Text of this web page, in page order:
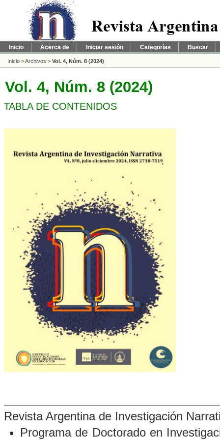
Inicio Acerca de Iniciar sesión Categorías Buscar
Inicio >Archivos > Vol. 4, Núm. 8 (2024)
Vol. 4, Núm. 8 (2024)
TABLA DE CONTENIDOS
Revista Argentina de Investigación
Programa de Doctorado en